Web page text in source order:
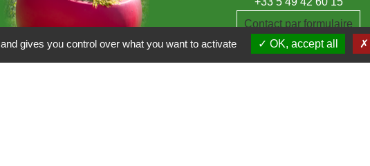
Contact par formulaire
gives you control over what you want to activate OK, accept all